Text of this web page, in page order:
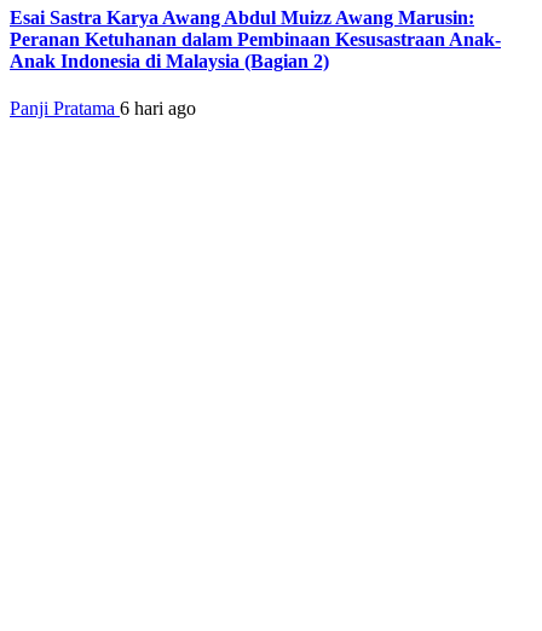
Esai Sastra Karya Awang Abdul Muizz Awang Marusin:
Peranan Ketuhanan dalam Pembinaan Kesusastraan Anak-
Anak Indonesia di Malaysia (Bagian 2)
Panji Pratama 6 hari ago